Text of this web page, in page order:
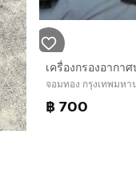
เครื่องกรองอากา
จอมทอง กรุงเทพมหา
฿ 700